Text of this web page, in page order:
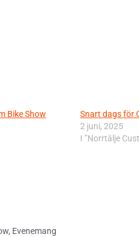
Bike Show
Snart dags för
2 juni, 2025
I ”Norrtälje
, Evenemang